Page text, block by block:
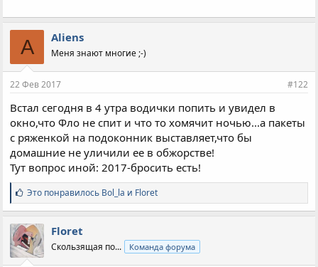
A Aliens
Меня знают многие ;-)
22 Фев 2017 #122
Встал сегодня в 4 утра водички попить и увидел в
окно,что Фло не спит и что то хомячит ночью...а пакеты
с ряженкой на подоконник выставляет,что бы
домашние не уличили ее в обжорстве!
Тут вопрос иной: 2017-бросить есть!
С
и
м
п
а
т
и
Это понравилось Bol_la и Floret
Floret
Скользящая по... Команда форума